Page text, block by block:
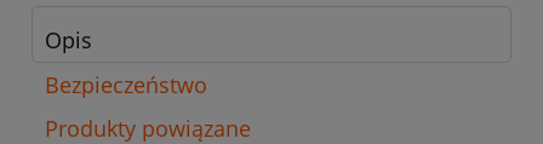
Opis
Bezpieczeństwo
Produkty powiązane